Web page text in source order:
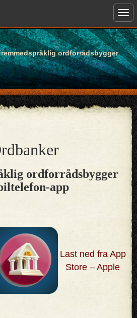
ordforrådsbygger
ordforrådsbygger
app
Last ned fra App
Store – Apple